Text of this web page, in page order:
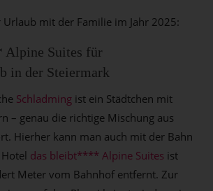
Urlaub mit der Familie im Jahr 2025:
Suites für
in der Steiermark
Schladming ist ein Städtchen mit
– genau die richtige Mischung aus
Hierher kann man auch mit der Bahn
das bleibt**** Alpine Suites ist
Meter vom Bahnhof entfernt. Zur